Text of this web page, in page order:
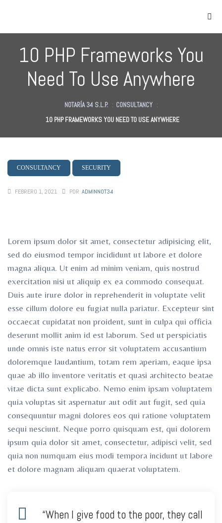
10 PHP Frameworks You
Need To Use Anywhere
NOTARÍA 34 S.L.P. : CONSULTANCY :
10 PHP FRAMEWORKS YOU NEED TO USE ANYWHERE
CONSULTANCY SECURITY
FEBRERO 1, 2021 POR ADMINNOT34
Lorem ipsum dolor sit amet, consectetur adipisicing elit,
sed do eiusmod tempor incididunt ut labore et dolore
magna aliqua. Ut enim ad minim veniam, quis nostrud
exercitation nisi ut aliquip ex ea commodo consequat.
Duis aute irure dolor in reprehenderit in voluptate velit
esse cillum dolore eu fugiat nulla pariatur. Excepteur sint
occaecat cupidatat non proident, sunt in culpa qui officia
deserunt mollit anim id est laborum. Sed ut perspiciatis
unde omnis iste natus error sit voluptatem accusantium
doloremque laudantium, totam rem aperiam, eaque ipsa
quae ab illo inventore veritatis et quasi architecto beatae
vitae dicta sunt explicabo. Nemo enim ipsam voluptatem
quia voluptas sit aspernatur aut odit aut fugit, sed quia
consequuntur magni dolores eos qui ratione voluptatem
sequi nesciunt. Neque porro quisquam est, qui dolorem
ipsum quia dolor sit amet, consectetur, adipisci velit, sed
quia non numquam eius modi tempora incidunt ut labore
et dolore magnam aliquam quaerat voluptatem.
“When I give food to the poor, they call